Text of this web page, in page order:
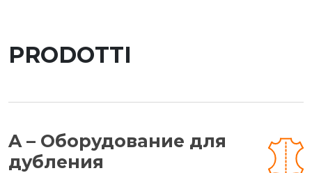
PRODOTTI
A – Оборудование для
дубления